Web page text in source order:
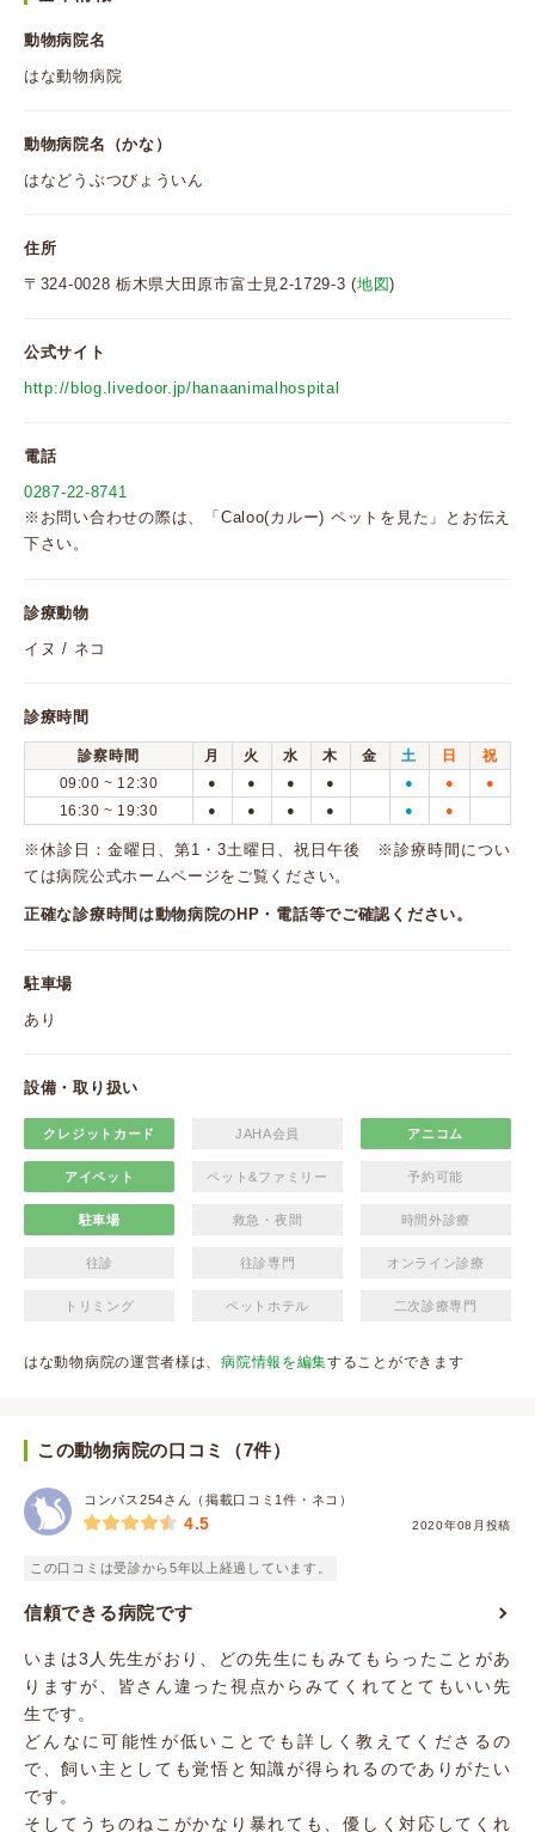
動物病院名
はな動物病院
動物病院名（かな）
はなどうぶつびょういん
住所
〒324-0028 栃木県大田原市富士見2-1729-3 (地図)
公式サイト
http://blog.livedoor.jp/hanaanimalhospital
電話
0287-22-8741
※お問い合わせの際は、「Caloo(カルー) ペットを見た」とお伝え
下さい。
診療動物
イヌ / ネコ
診療時間
診察時間 月 火 水 木 金 土 日
祝
09:00 ~ 12:30
● ● ● ● ● ● ●
16:30 ~ 19:30 ● ● ● ● ● ●
※休診日：金曜日、第1・3土曜日、祝日午後 ※診療時間につい
ては病院公式ホームページをご覧ください。
正確な診療時間は動物病院のHP・電話等でご確認ください。
駐車場
あり
設備・取り扱い
クレジットカード JAHA会員 アニコム
アイペット ペット&ファミリー 予約可能
駐車場 救急・夜間 時間外診療
往診 往診専門 オンライン診療
トリミング ペットホテル 二次診療専門
はな動物病院の運営者様は、病院情報を編集することができます
この動物病院の口コミ（7件）
コンパス254さん（掲載口コミ1件・ネコ）
2020年08月投稿
4.5
この口コミは受診から5年以上経過しています。
信頼できる病院です
いまは3人先生がおり、どの先生にもみてもらったことがあ
りますが、皆さん違った視点からみてくれてとてもいい先
生です。
どんなに可能性が低いことでも詳しく教えてくださるの
で、飼い主としても覚悟と知識が得られるのでありがたい
です。
そしてうちのねこがかなり暴れても、優しく対応してくれ